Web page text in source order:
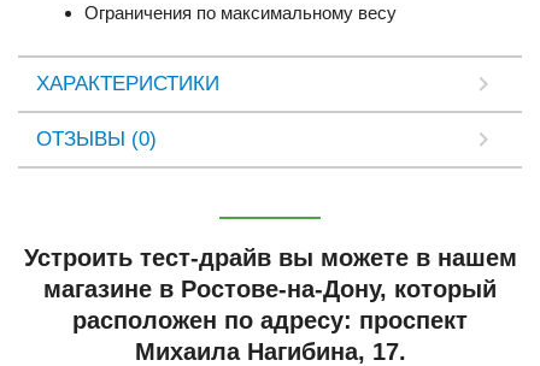
Ограничения по максимальному весу
ХАРАКТЕРИСТИКИ
ОТЗЫВЫ (0)
Устроить тест-драйв вы можете в нашем
магазине в Ростове-на-Дону, который
расположен по адресу: проспект
Михаила Нагибина, 17.